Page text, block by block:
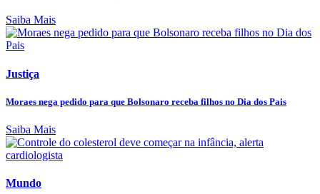
Saiba Mais
Justiça
Moraes nega pedido para que Bolsonaro receba filhos no Dia dos Pais
Saiba Mais
Mundo